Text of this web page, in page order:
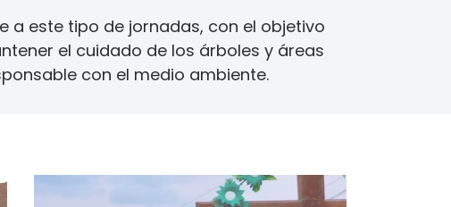
a este tipo de jornadas, con el objetivo
el cuidado de los árboles y áreas
con el medio ambiente.